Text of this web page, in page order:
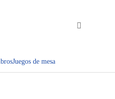
Juegos de mesa